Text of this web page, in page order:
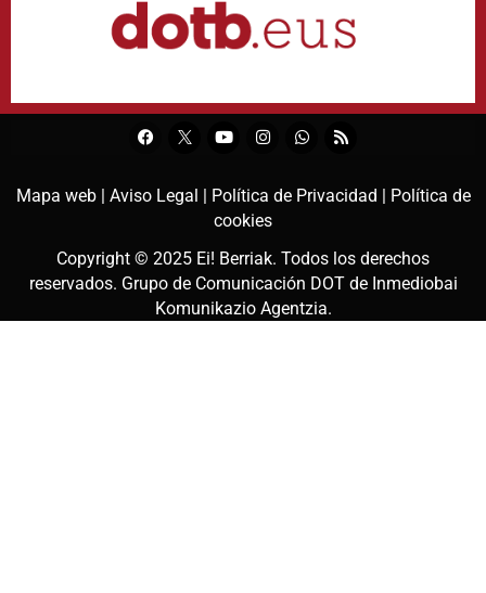
Mapa web | Aviso Legal | Política de Privacidad | Política de
cookies
Copyright © 2025 Ei! Berriak. Todos los derechos
reservados. Grupo de Comunicación DOT de Inmediobai
Komunikazio Agentzia.